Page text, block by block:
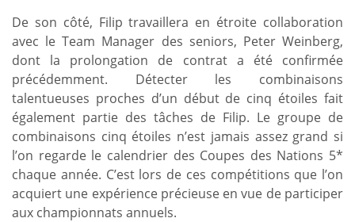
De son côté, Filip travaillera en étroite collaboration
avec le Team Manager des seniors, Peter Weinberg,
dont la prolongation de contrat a été confirmée
précédemment. Détecter les combinaisons
talentueuses proches d’un début de cinq étoiles fait
également partie des tâches de Filip. Le groupe de
combinaisons cinq étoiles n’est jamais assez grand si
l’on regarde le calendrier des Coupes des Nations 5*
chaque année. C’est lors de ces compétitions que l’on
acquiert une expérience précieuse en vue de participer
aux championnats annuels.